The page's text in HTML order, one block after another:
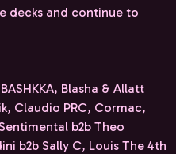
decks and continue to
Blasha & Allatt
Claudio PRC, Cormac,
b2b Theo
b2b Sally C, Louis The 4th